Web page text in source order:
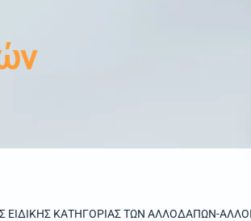
ΕΙΔΙΚΗΣ ΚΑΤΗΓΟΡΙΑΣ ΤΩΝ ΑΛΛΟΔΑΠΩΝ-